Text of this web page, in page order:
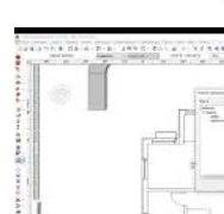
Dachschrägflächen
Deckenflächen
Elektroausstattung
Sanitärausstattung
Wandflächen